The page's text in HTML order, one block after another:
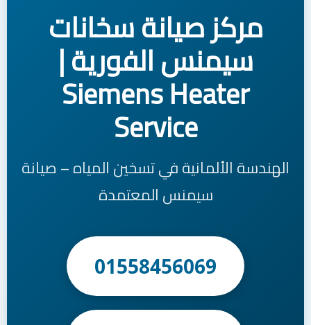
مركز صيانة سخانات
سيمنس الفورية |
Siemens Heater
Service
الهندسة الألمانية في تسخين المياه – صيانة
سيمنس المعتمدة
01558456069